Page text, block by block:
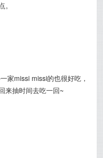
家missi missi的也很好吃，
来抽时间去吃一回~